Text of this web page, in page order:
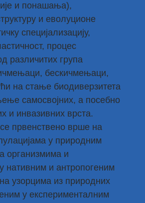
и понашања),
и еволуционе
специјализацију,
процес
различитих група
бескичмењаци,
на стање биодиверзитета
самосвојних, а посебно
и инвазивних врста.
првенствено врше на
у природним
организмима и
нативним и антропогеним
узорцима из природних
у експерименталним